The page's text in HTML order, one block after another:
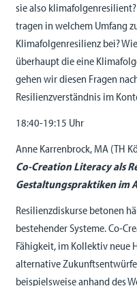
sie also
tragen in welchem Umfang
Klimafolgenresilienz bei?
überhaupt die eine
gehen wir diesen Fragen
Resilienzverständnis im
18:40-19:15 Uhr
Anne Karrenbrock, MA (TH
Co-Creation Literacy als
Gestaltungspraktiken im
Resilienzdiskurse betonen
bestehender Systeme. Co-
Fähigkeit, im Kollektiv neue
alternative
beispielsweise anhand des